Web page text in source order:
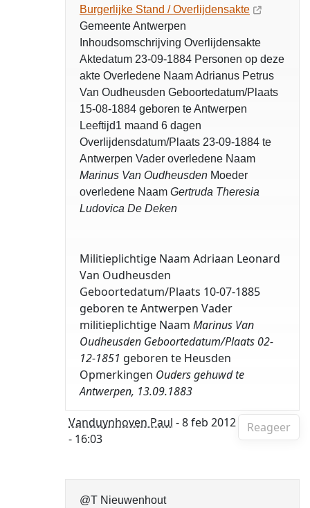
Burgerlijke Stand / Overlijdensakte
Gemeente Antwerpen
Inhoudsomschrijving Overlijdensakte
Aktedatum 23-09-1884 Personen op deze
akte Overledene Naam Adrianus Petrus
Van Oudheusden Geboortedatum/Plaats
15-08-1884 geboren te Antwerpen
Leeftijd1 maand 6 dagen
Overlijdensdatum/Plaats 23-09-1884 te
Antwerpen Vader overledene Naam
Marinus Van Oudheusden Moeder
overledene Naam Gertruda Theresia
Ludovica De Deken
Militieplichtige Naam Adriaan Leonard
Van Oudheusden
Geboortedatum/Plaats 10-07-1885
geboren te Antwerpen Vader
militieplichtige Naam Marinus Van
Oudheusden Geboortedatum/Plaats 02-
12-1851 geboren te Heusden
Opmerkingen Ouders gehuwd te
Antwerpen, 13.09.1883
Reageer
Vanduynhoven Paul - 8 feb 2012
- 16:03
@T Nieuwenhout